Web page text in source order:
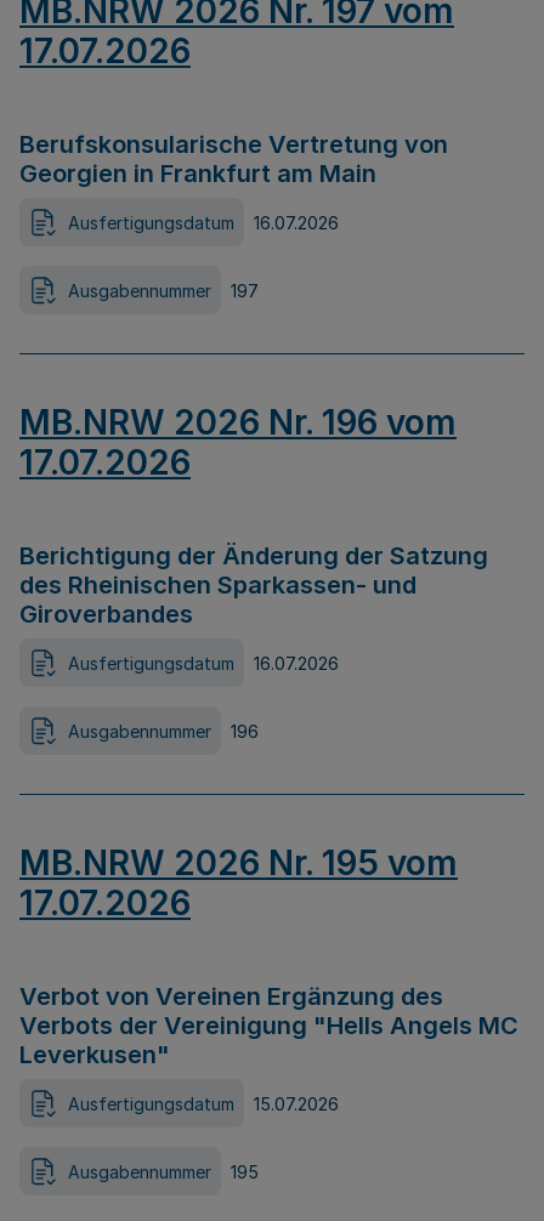
MB.NRW 2026 Nr. 197 vom
17.07.2026
Berufskonsularische Vertretung von
Georgien in Frankfurt am Main
Ausfertigungsdatum 16.07.2026
Ausgabennummer 197
MB.NRW 2026 Nr. 196 vom
17.07.2026
Berichtigung der Änderung der Satzung
des Rheinischen Sparkassen- und
Giroverbandes
Ausfertigungsdatum 16.07.2026
Ausgabennummer 196
MB.NRW 2026 Nr. 195 vom
17.07.2026
Verbot von Vereinen Ergänzung des
Verbots der Vereinigung "Hells Angels MC
Leverkusen"
Ausfertigungsdatum 15.07.2026
Ausgabennummer 195